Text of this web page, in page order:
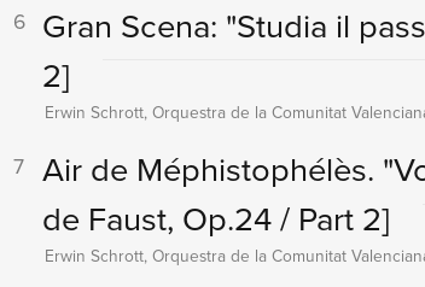
6 Gran Scena: "Studia il
2]
Erwin Schrott, Orquestra de la Comunitat
7 Air de Méphistophélès.
de Faust, Op.24 / Part 2]
Erwin Schrott, Orquestra de la Comunitat